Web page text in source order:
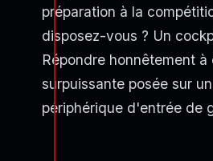
préparation à la
disposez-vous ? Un
Répondre honnêtement
surpuissante posée sur
périphérique d'entrée de